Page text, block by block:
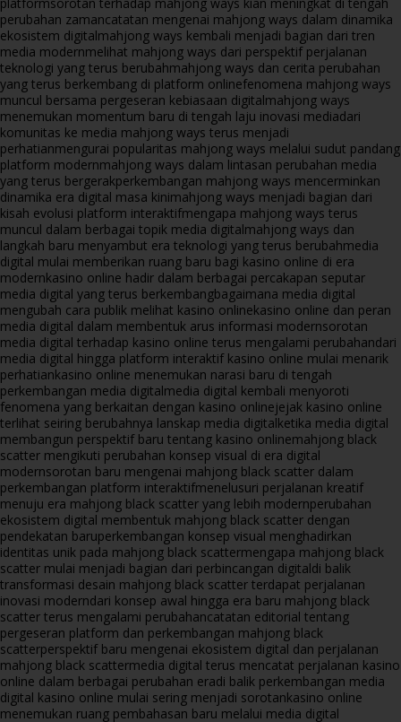
perubahan zamancatatan mengenai mahjong ways dalam dinamika
ekosistem digitalmahjong ways kembali menjadi bagian dari tren
media modernmelihat mahjong ways dari perspektif perjalanan
teknologi yang terus berubahmahjong ways dan cerita perubahan
yang terus berkembang di platform onlinefenomena mahjong ways
muncul bersama pergeseran kebiasaan digitalmahjong ways
menemukan momentum baru di tengah laju inovasi mediadari
komunitas ke media mahjong ways terus menjadi
perhatianmengurai popularitas mahjong ways melalui sudut pandang
platform modernmahjong ways dalam lintasan perubahan media
yang terus bergerakperkembangan mahjong ways mencerminkan
dinamika era digital masa kinimahjong ways menjadi bagian dari
kisah evolusi platform interaktifmengapa mahjong ways terus
muncul dalam berbagai topik media digitalmahjong ways dan
langkah baru menyambut era teknologi yang terus berubahmedia
digital mulai memberikan ruang baru bagi kasino online di era
modernkasino online hadir dalam berbagai percakapan seputar
media digital yang terus berkembangbagaimana media digital
mengubah cara publik melihat kasino onlinekasino online dan peran
media digital dalam membentuk arus informasi modernsorotan
media digital terhadap kasino online terus mengalami perubahandari
media digital hingga platform interaktif kasino online mulai menarik
perhatiankasino online menemukan narasi baru di tengah
perkembangan media digitalmedia digital kembali menyoroti
fenomena yang berkaitan dengan kasino onlinejejak kasino online
terlihat seiring berubahnya lanskap media digitalketika media digital
membangun perspektif baru tentang kasino onlinemahjong black
scatter mengikuti perubahan konsep visual di era digital
modernsorotan baru mengenai mahjong black scatter dalam
perkembangan platform interaktifmenelusuri perjalanan kreatif
menuju era mahjong black scatter yang lebih modernperubahan
ekosistem digital membentuk mahjong black scatter dengan
pendekatan baruperkembangan konsep visual menghadirkan
identitas unik pada mahjong black scattermengapa mahjong black
scatter mulai menjadi bagian dari perbincangan digitaldi balik
transformasi desain mahjong black scatter terdapat perjalanan
inovasi moderndari konsep awal hingga era baru mahjong black
scatter terus mengalami perubahancatatan editorial tentang
pergeseran platform dan perkembangan mahjong black
scatterperspektif baru mengenai ekosistem digital dan perjalanan
mahjong black scattermedia digital terus mencatat perjalanan kasino
online dalam berbagai perubahan eradi balik perkembangan media
digital kasino online mulai sering menjadi sorotankasino online
menemukan ruang pembahasan baru melalui media digital